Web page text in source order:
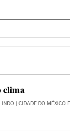
clima
| CIDADE DO MÉXICO E